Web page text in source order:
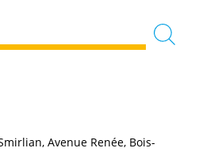
Avenue Renée, Bois-